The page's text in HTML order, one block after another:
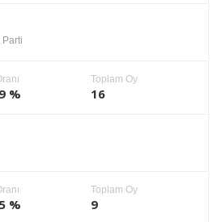
%
Toplam Oy
16
%
Toplam Oy
9